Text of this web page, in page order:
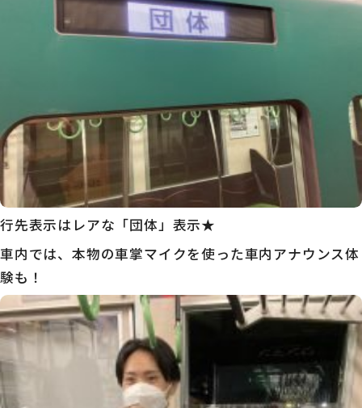
行先表示はレアな「団体」表示★
車内では、本物の車掌マイクを使った車内アナウンス体
験も！